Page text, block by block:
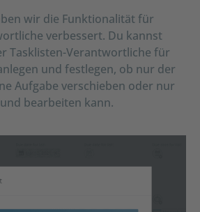
wir die Funktionalität für
verbessert. Du kannst
Tasklisten-Verantwortliche für
und festlegen, ob nur der
Aufgabe verschieben oder nur
bearbeiten kann.